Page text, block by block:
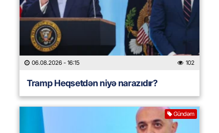
06.08.2026 - 16:15 102
Tramp Heqsetdən niyə narazıdır?
Gündəm